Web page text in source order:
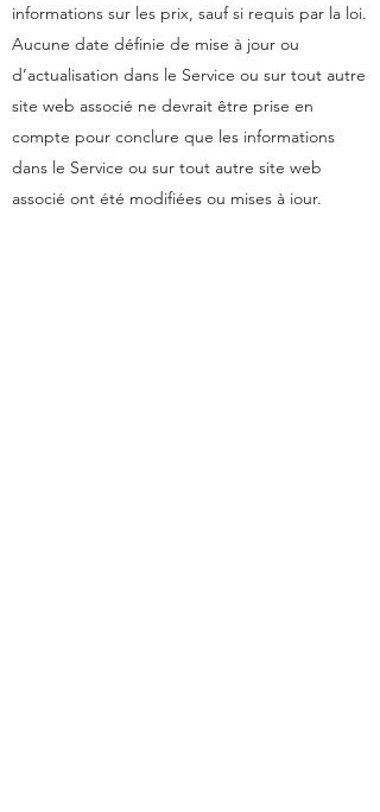
informations sur les prix, sauf si requis par la loi.
Aucune date définie de mise à jour ou
d’actualisation dans le Service ou sur tout autre
site web associé ne devrait être prise en
compte pour conclure que les informations
dans le Service ou sur tout autre site web
associé ont été modifiées ou mises à jour.